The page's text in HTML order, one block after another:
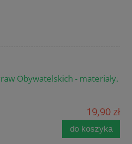
Obywatelskich - materiały.
19,90 zł
do koszyka